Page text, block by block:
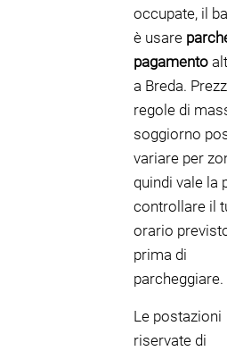
occupate, il
è usare
pagamento
a Breda.
regole di
soggiorno
variare per
quindi vale la
controllare il
orario
prima di
parcheggiare.
Le postazioni
riservate di